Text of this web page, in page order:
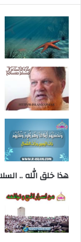
هذا خلق الله ..